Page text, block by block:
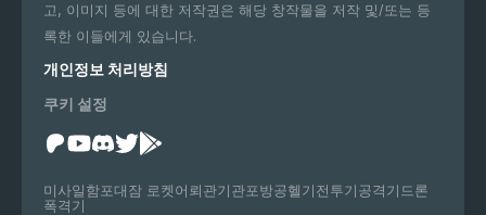
고, 이미지 등에 대한 저작권은 해당 창작물을 저작 및/또는 등
록한 이들에게 있습니다.
개인정보 처리방침
쿠키 설정
미사일함포대잠 로켓어뢰관기관포방공헬기전투기공격기 드론
폭격기